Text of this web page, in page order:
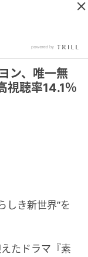
ン、唯一無
視聴率14.1％
しき新世界”を
たドラマ『素